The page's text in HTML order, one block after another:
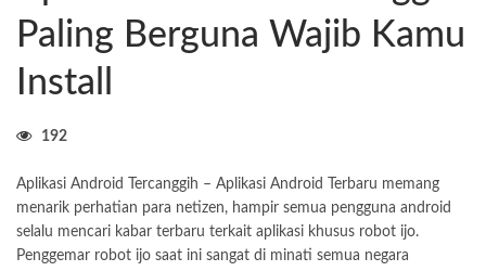
Paling Berguna Wajib Kamu
Install
192
Aplikasi Android Tercanggih – Aplikasi Android Terbaru memang
menarik perhatian para netizen, hampir semua pengguna android
selalu mencari kabar terbaru terkait aplikasi khusus robot ijo.
Penggemar robot ijo saat ini sangat di minati semua negara